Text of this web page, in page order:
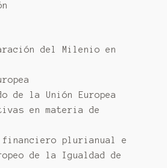
del Milenio en
de la Unión Europea
en materia de
financiero plurianual e
de la Igualdad de